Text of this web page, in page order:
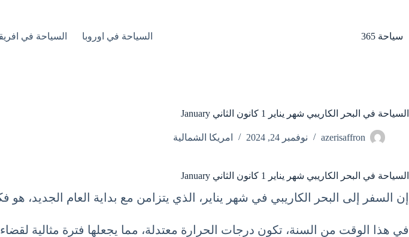
سياحة 365 السياحة في اوروبا السياحة في
السياحة في البحر الكاريبي شهر يناير 1 كانون الثاني January
azerisaffron نوفمبر 24, 2024 امريكا الشمالية
السياحة في البحر الكاريبي شهر يناير 1 كانون الثاني January
إن السفر إلى البحر الكاريبي في شهر يناير، الذي يتزامن مع بداية العام الجديد، هو
في هذا الوقت من السنة، تكون درجات الحرارة معتدلة، مما يجعلها فترة مثالية